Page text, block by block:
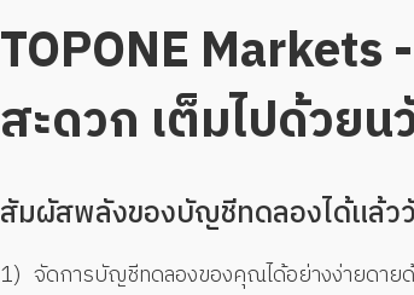
TOPONE Markets
สะดวก เต็มไปด้วย
สัมผัสพลังของบัญชีทดลองได้แล้ว
1) จัดการบัญชีทดลองของคุณได้อย่างง่ายดายด้